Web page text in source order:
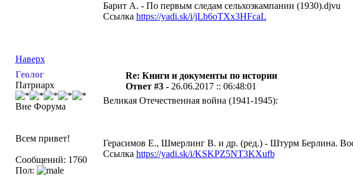
Барит А. - По первым следам сельхозкампании (1930).djvu
Ссылка https://yadi.sk/i/jLb6oTXx3HFcaL
Наверх
Геолог
Патриарх
Вне Форума
Всем привет!
Сообщений: 1760
Пол:
Re: Книги и документы по истории
Ответ #3 - 26.06.2017 :: 06:48:01
Великая Отечественная война (1941-1945):
Герасимов Е., Шмерлинг В. и др. (ред.) - Штурм Берлина.
Ссылка https://yadi.sk/i/KSKPZ5NT3KXufb